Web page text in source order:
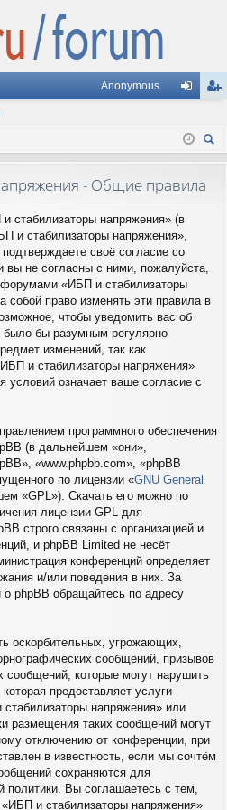
Anonymous
д ис
- Общие правила
стабилизаторы напряжения» (в
и стабилизаторы напряжения»,
своё согласие со
не согласны с ними, пожалуйста,
форумами «ИБП и стабилизаторы
право изменять эти правила в
чтобы уведомить вас об
бы разумным регулярно
изменений, так как
и стабилизаторы напряжения»
условий означает ваше согласие с
программного обеспечения
(в дальнейшем «они»,
«www.phpbb.com», «phpBB
по лицензии «GNU General
«GPL»). Скачать его можно по
лицензии GPL для
строго связаны с организацией и
и phpBB Limited не несёт
конференций определяет
и/или поведения в них. За
phpBB обращайтесь по адресу
оскорбительных, угрожающих,
сообщений, призывов
сообщений, которые могут нарушить
предоставляет услуги
напряжения» или
размещения таких сообщений могут
отключению от конференции, при
в известность, если мы сочтём
сохраняются для
политики. Вы соглашаетесь с тем,
и стабилизаторы напряжения»